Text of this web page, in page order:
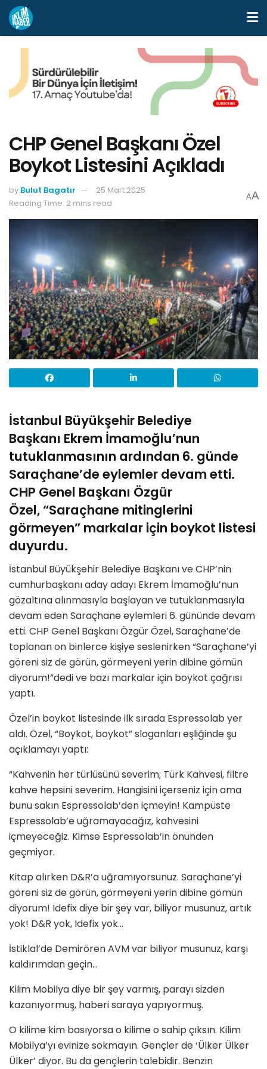
CHP Genel Başkanı Özel
Boykot Listesini Açıkladı
by Bulut Bagatır
25 Mart 2025
Reading Time: 2 mins read
AA
İstanbul Büyükşehir Belediye
Başkanı Ekrem İmamoğlu’nun
tutuklanmasının ardından 6. günde
Saraçhane’de eylemler devam etti.
CHP Genel Başkanı Özgür
Özel,“Saraçhane mitinglerini
görmeyen” markalar için boykot listesi
duyurdu.
İstanbul Büyükşehir Belediye Başkanı ve CHP’nin
cumhurbaşkanı aday adayı Ekrem İmamoğlu’nun
gözaltına alınmasıyla başlayan ve tutuklanmasıyla
devam eden Saraçhane eylemleri 6. gününde devam
etti. CHP Genel Başkanı Özgür Özel, Saraçhane’de
toplanan on binlerce kişiye seslenirken “Saraçhane’yi
göreni siz de görün, görmeyeni yerin dibine gömün
diyorum!”dedi ve bazı markalar için boykot çağrısı
yaptı.
Özel’in boykot listesinde ilk sırada Espressolab yer
aldı. Özel, “Boykot, boykot” sloganları eşliğinde şu
açıklamayı yaptı:
“Kahvenin her türlüsünü severim; Türk Kahvesi, filtre
kahve hepsini severim. Hangisini içerseniz için ama
bunu sakın Espressolab’den içmeyin! Kampüste
Espressolab’e uğramayacağız, kahvesini
içmeyeceğiz. Kimse Espressolab’in önünden
geçmiyor.
Kitap alırken D&R’a uğramıyorsunuz. Saraçhane’yi
göreni siz de görün, görmeyeni yerin dibine gömün
diyorum! Idefix diye bir şey var, biliyor musunuz, artık
yok! D&R yok, Idefix yok…
İstiklal’de Demirören AVM var biliyor musunuz, karşı
kaldırımdan geçin…
Kilim Mobilya diye bir şey varmış, parayı sizden
kazanıyormuş, haberi saraya yapıyormuş.
O kilime kim basıyorsa o kilime o sahip çıksın. Kilim
Mobilya’yı evinize sokmayın. Gençler de ‘Ülker Ülker
Ülker’ diyor. Bu da gençlerin talebidir. Benzin